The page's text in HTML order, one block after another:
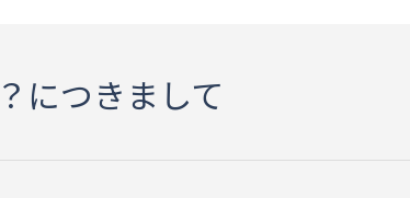
につきまして